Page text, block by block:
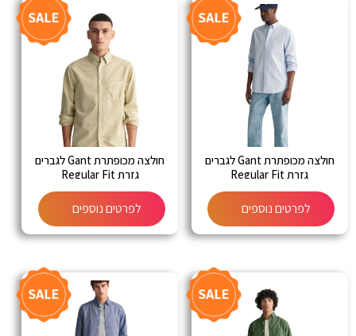
חולצה מכופתרת Gant לגברים
גזרת Regular Fit
לפרטים נוספים
חולצה מכופתרת Gant לגברים
גזרת Regular Fit
לפרטים נוספים